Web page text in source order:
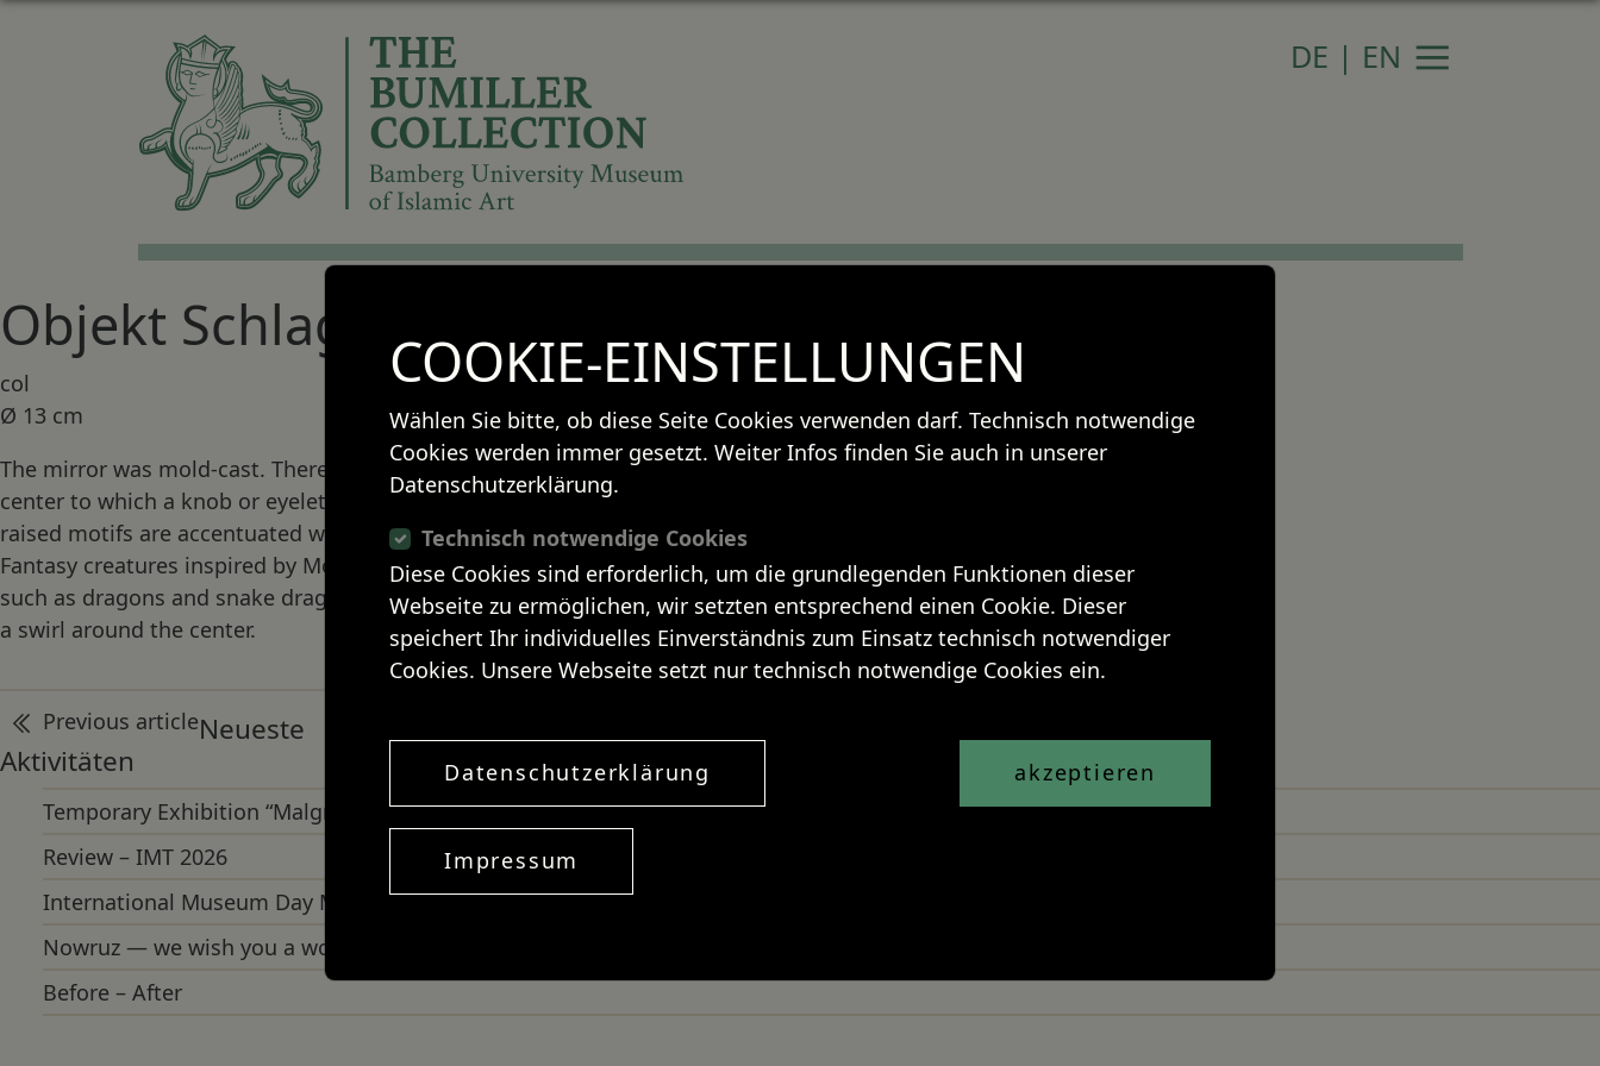
DE | EN
Objekt Schlagworte:Khorasan
col
Ø 13 cm
The mirror was mold-cast. There is a hole in the
center to which a knob or eyelet was attached. The
raised motifs are accentuated with engravings.
Fantasy creatures inspired by Mongolian motifs,
such as dragons and snake dragons, are grouped in
a swirl around the center.
Post
navigation
Previous articleNeueste
Aktivitäten
Temporary Exhibition “Malgründe einer Gärtnerstochter”
Review – IMT 2026
International Museum Day May 17th 2026
Nowruz — we wish you a wonderful beginning of spring and a happy Persian New Year!
Before – After
COOKIE-EINSTELLUNGEN
Wählen Sie bitte, ob diese Seite Cookies verwenden darf. Technisch notwendige
Cookies werden immer gesetzt. Weiter Infos finden Sie auch in unserer
Datenschutzerklärung.
Technisch notwendige Cookies
Diese Cookies sind erforderlich, um die grundlegenden Funktionen dieser
Webseite zu ermöglichen, wir setzten entsprechend einen Cookie. Dieser
speichert Ihr individuelles Einverständnis zum Einsatz technisch notwendiger
Cookies. Unsere Webseite setzt nur technisch notwendige Cookies ein.
Datenschutzerklärung
Impressum
akzeptieren